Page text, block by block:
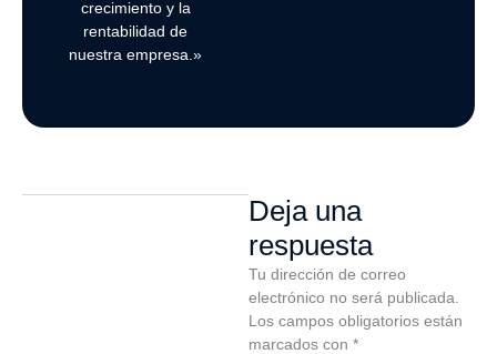
crecimiento y la
rentabilidad de
nuestra empresa.»
Deja una
respuesta
Tu dirección de correo
electrónico no será publicada.
Los campos obligatorios están
marcados con *